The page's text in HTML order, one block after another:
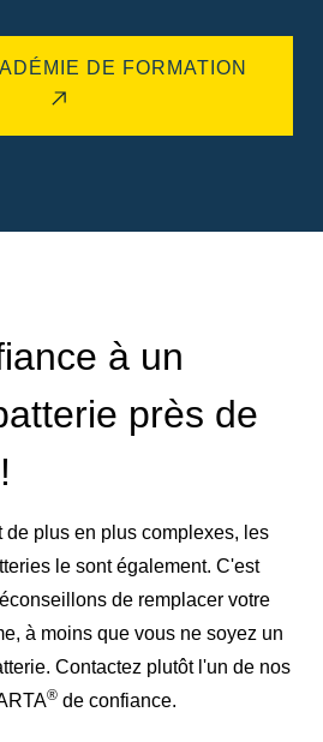
DE FORMATION
à un
près de
de plus en plus complexes, les
le sont également. C'est
de remplacer votre
à moins que vous ne soyez un
Contactez plutôt l'un de nos
® de confiance.